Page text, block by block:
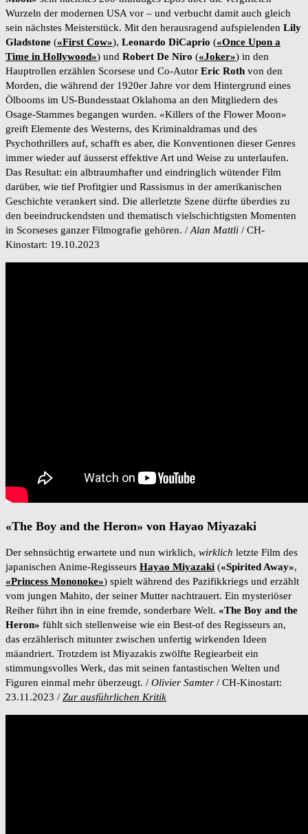
Wurzeln der modernen USA vor – und verbucht damit auch gleich
sein nächstes Meisterstück. Mit den herausragend aufspielenden Lily
Gladstone («First Cow»), Leonardo DiCaprio («Once Upon a
Time in Hollywood») und Robert De Niro («Joker») in den
Hauptrollen erzählen Scorsese und Co-Autor Eric Roth von den
Morden, die während der 1920er Jahre vor dem Hintergrund eines
Ölbooms im US-Bundesstaat Oklahoma an den Mitgliedern des
Osage-Stammes begangen wurden. «Killers of the Flower Moon»
greift Elemente des Westerns, des Kriminaldramas und des
Psychothrillers auf, schafft es aber, die Konventionen dieser Genres
immer wieder auf äusserst effektive Art und Weise zu unterlaufen.
Das Resultat: ein albtraumhafter und eindringlich wütender Film
darüber, wie tief Profitgier und Rassismus in der amerikanischen
Geschichte verankert sind. Die allerletzte Szene dürfte überdies zu
den beeindruckendsten und thematisch vielschichtigsten Momenten
in Scorseses ganzer Filmografie gehören. / Alan Mattli / CH-
Kinostart: 19.10.2023
«The Boy and the Heron» von Hayao Miyazaki
Der sehnsüchtig erwartete und nun wirklich, wirklich letzte Film des
japanischen Anime-Regisseurs Hayao Miyazaki («Spirited Away»,
«Princess Mononoke») spielt während des Pazifikkriegs und erzählt
vom jungen Mahito, der seiner Mutter nachtrauert. Ein mysteriöser
Reiher führt ihn in eine fremde, sonderbare Welt. «The Boy and the
Heron» fühlt sich stellenweise wie ein Best-of des Regisseurs an,
das erzählerisch mitunter zwischen unfertig wirkenden Ideen
mäandriert. Trotzdem ist Miyazakis zwölfte Regiearbeit ein
stimmungsvolles Werk, das mit seinen fantastischen Welten und
Figuren einmal mehr überzeugt. / Olivier Samter / CH-Kinostart:
23.11.2023 / Zur ausführlichen Kritik